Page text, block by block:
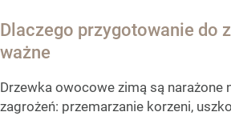
Dlaczego przygotowanie do
ważne
Drzewka owocowe zimą są narażone
zagrożeń: przemarzanie korzeni,